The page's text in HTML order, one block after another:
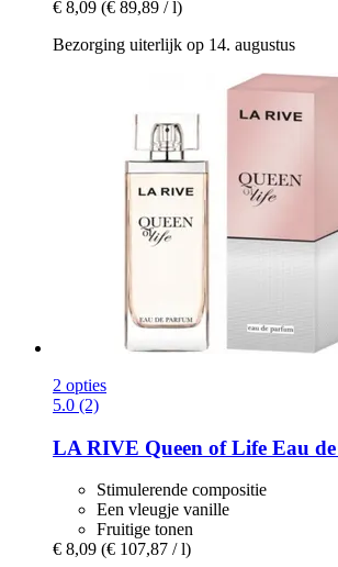
€ 8,09 (€ 89,89 / l)
Bezorging uiterlijk op 14. augustus
2 opties
5.0 (2)
LA RIVE Queen of Life Eau
Stimulerende compositie
Een vleugje vanille
Fruitige tonen
€ 8,09 (€ 107,87 / l)